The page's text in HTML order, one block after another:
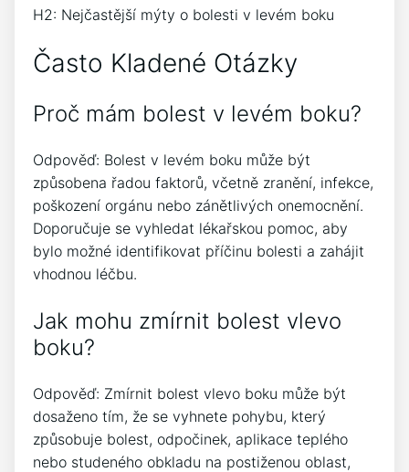
H2: Nejčastější mýty o bolesti v levém boku
Často Kladené Otázky
Proč mám bolest v levém boku?
Odpověď: Bolest v levém boku může být
způsobena řadou faktorů, včetně zranění, infekce,
poškození orgánu nebo zánětlivých onemocnění.
Doporučuje se vyhledat lékařskou pomoc, aby
bylo možné identifikovat příčinu bolesti a zahájit
vhodnou léčbu.
Jak mohu zmírnit bolest vlevo
boku?
Odpověď: Zmírnit bolest vlevo boku může být
dosaženo tím, že se vyhnete pohybu, který
způsobuje bolest, odpočinek, aplikace teplého
nebo studeného obkladu na postiženou oblast,